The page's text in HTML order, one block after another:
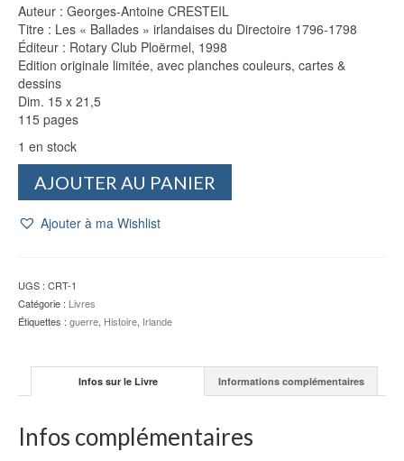
Auteur : Georges-Antoine CRESTEIL
Titre : Les « Ballades » irlandaises du Directoire 1796-1798
Éditeur : Rotary Club Ploërmel, 1998
Edition originale limitée, avec planches couleurs, cartes &
dessins
Dim. 15 x 21,5
115 pages
1 en stock
"Ballades"
Directoire
1796-
1798
CRESTEIL
AJOUTER AU PANIER
Ajouter à ma Wishlist
UGS : CRT-1
Catégorie : Livres
Étiquettes : guerre, Histoire, Irlande
Infos sur le Livre Informations complémentaires
Infos complémentaires